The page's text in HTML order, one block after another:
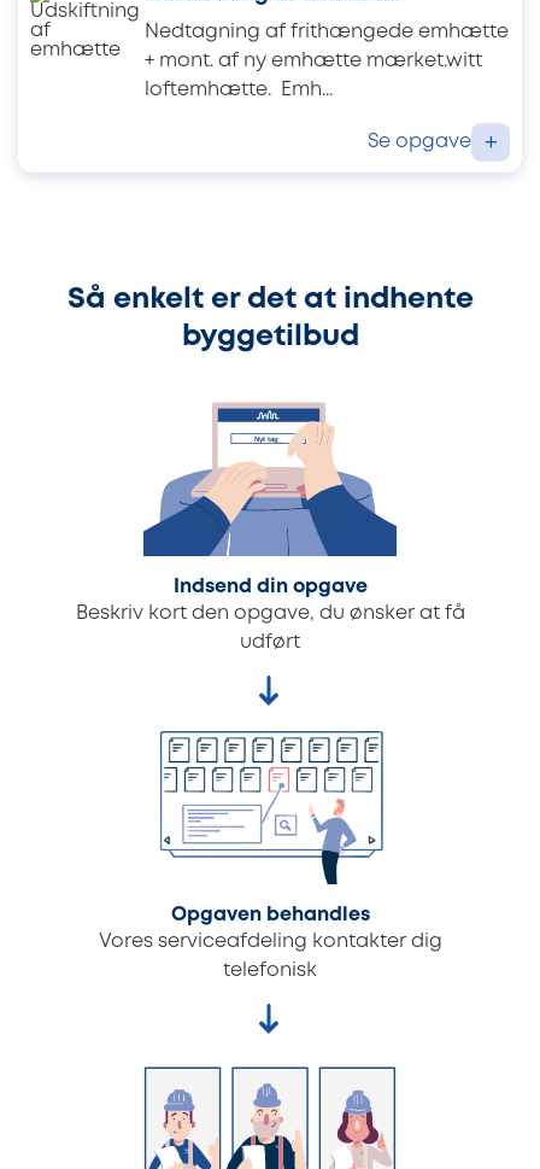
Nedtagning af frithængede emhætte
+ mont. af ny emhætte mærket.witt
loftemhætte. Emh...
Se opgave +
Så enkelt er det at indhente
byggetilbud
Indsend din opgave
Beskriv kort den opgave, du ønsker at få
udført
Opgaven behandles
Vores serviceafdeling kontakter dig
telefonisk